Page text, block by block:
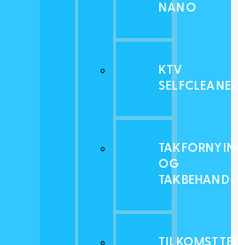
NANO
KTV
SELFCLEANER
OG